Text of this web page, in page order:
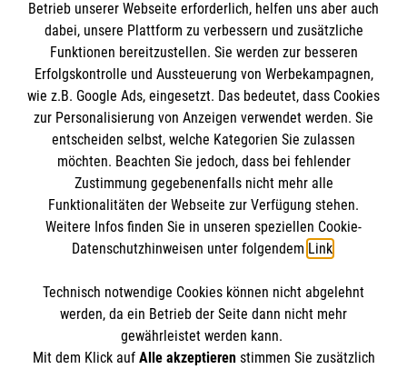
IBAN: DE10 3706 0120 1201 2000 12
BIC: GENODED 1PA7
Newsletter abonnieren
Cookies verwalten|AGB|Impressum|Datenschutz
Barrierefreiheit |Kontakt| Sharepoint|Mediathek
Betrieb unserer Webseite erforderlich, helfen uns aber auch
dabei, unsere Plattform zu verbessern und zusätzliche
Funktionen bereitzustellen. Sie werden zur besseren
Erfolgskontrolle und Aussteuerung von Werbekampagnen,
wie z.B. Google Ads, eingesetzt. Das bedeutet, dass Cookies
zur Personalisierung von Anzeigen verwendet werden. Sie
entscheiden selbst, welche Kategorien Sie zulassen
möchten. Beachten Sie jedoch, dass bei fehlender
Zustimmung gegebenenfalls nicht mehr alle
Funktionalitäten der Webseite zur Verfügung stehen.
Weitere Infos finden Sie in unseren speziellen Cookie-
Datenschutzhinweisen unter folgendem Link.
Technisch notwendige Cookies können nicht abgelehnt
werden, da ein Betrieb der Seite dann nicht mehr
gewährleistet werden kann.
Mit dem Klick auf Alle akzeptierenstimmen Sie zusätzlich